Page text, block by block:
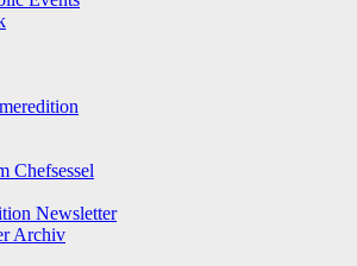
Chefsessel
Newsletter
Archiv